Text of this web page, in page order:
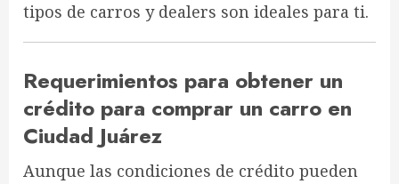
tipos de carros y dealers son ideales para ti.
Requerimientos para obtener un
crédito para comprar un carro en
Ciudad Juárez
Aunque las condiciones de crédito pueden